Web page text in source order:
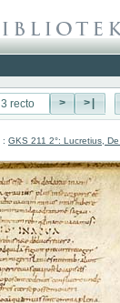
> >|
: GKS 211 2°: Lucretius,